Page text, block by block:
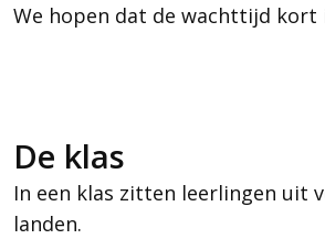
We hopen dat de wachttijd kort
De klas
In een klas zitten leerlingen uit
landen.